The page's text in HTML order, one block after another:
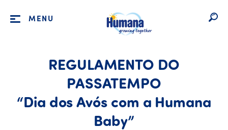
MENU
REGULAMENTO DO
PASSATEMPO
“Dia dos Avós com a Humana
Baby”